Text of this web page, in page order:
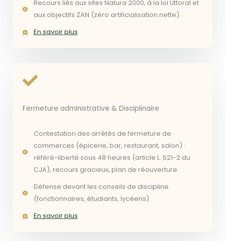
Recours liés aux sites Natura 2000, à la loi Littoral et
aux objectifs ZAN (zéro artificialisation nette).
En savoir plus
Fermeture administrative & Disciplinaire
Contestation des arrêtés de fermeture de
commerces (épicerie, bar, restaurant, salon) :
référé-liberté sous 48 heures (article L. 521-2 du
CJA), recours gracieux, plan de réouverture.
Défense devant les conseils de discipline
(fonctionnaires, étudiants, lycéens).
En savoir plus